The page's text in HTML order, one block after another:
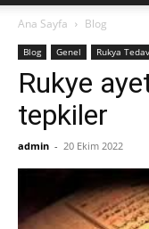
Ana Sayfa Blog
Blog Genel Rukya
Rukye
tepkiler
admin - 20 Ekim 2022